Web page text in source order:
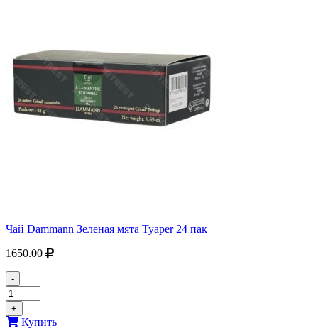
Чай Dammann Зеленая мята Tyaper 24 пак
1650.00
-
+
Купить